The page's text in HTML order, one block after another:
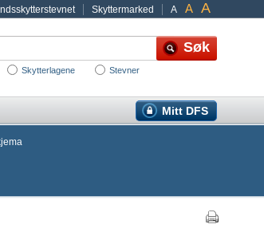
A A A
Skyttermarked
Skytterlagene Stevner
Mitt DFS